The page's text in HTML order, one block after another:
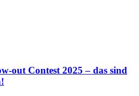
out Contest 2025 – das sind